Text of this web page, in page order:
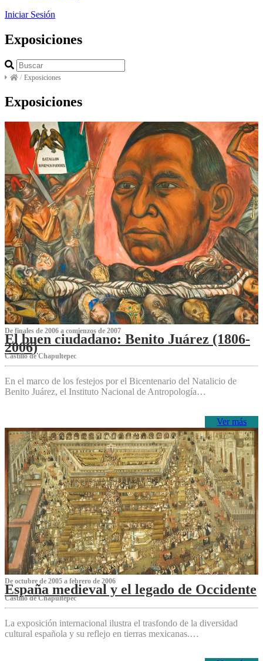
Iniciar Sesión
Exposiciones
/ Exposiciones
Exposiciones
De finales de 2006 a comienzos de 2007
El buen ciudadano: Benito Juárez (1806-
2006)
Castillo de Chapultepec
En el marco de los festejos por el Bicentenario del Natalicio de
Benito Juárez, el Instituto Nacional de Antropología…
Ver más
De octubre de 2005 a febrero de 2006
España medieval y el legado de Occidente
Castillo de Chapultepec
La exposición internacional ilustra el trasfondo de la diversidad
cultural española y su reflejo en tierras mexicanas.…